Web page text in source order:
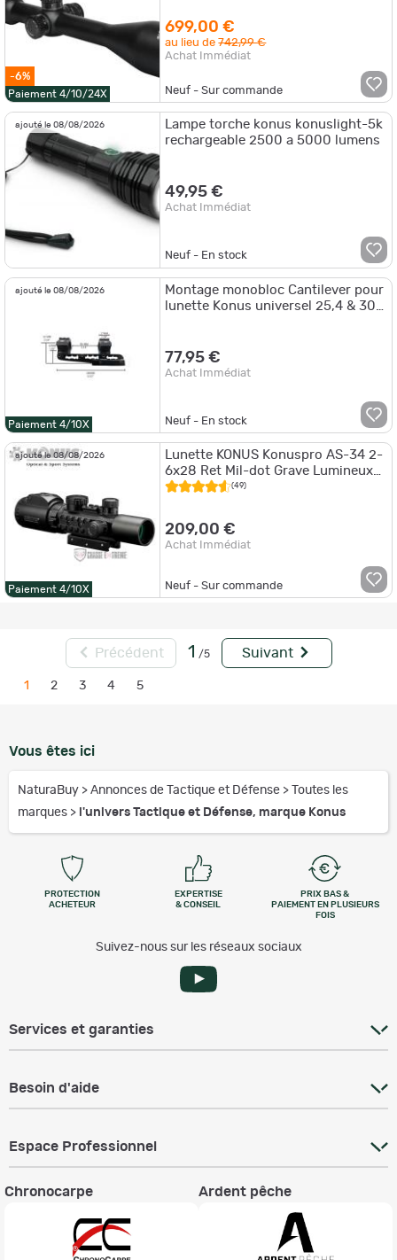
-6%
Paiement 4/10/24X
699,00 €
au lieu de742,99 €
Achat Immédiat
Neuf - Sur commande
ajouté le 08/08/2026
Lampe torche konus konuslight-5k
rechargeable 2500 a 5000 lumens
49,95 €
Achat Immédiat
Neuf - En stock
ajouté le 08/08/2026
Paiement 4/10X
Montage monobloc Cantilever pour
lunette Konus universel 25,4 & 30
77,95 €
Achat Immédiat
Neuf - En stock
ajouté le 08/08/2026
Paiement 4/10X
Lunette KONUS Konuspro AS-34 2-
6x28 Ret Mil-dot Grave Lumineux
Rouge-Vert(49)
209,00 €
Achat Immédiat
Neuf - Sur commande
Précédent 1 /5 Suivant
1 2 3 4 5
Vous êtes ici
NaturaBuy > Annonces de Tactique et Défense >
Toutes les
marques > l'univers Tactique et Défense, marque Konus
PROTECTION
ACHETEUR
EXPERTISE
& CONSEIL
PRIX BAS &
PAIEMENT EN PLUSIEURS
FOIS
Suivez-nous sur les réseaux sociaux
Services et garanties
Besoin d'aide
Espace Professionnel
Chronocarpe Ardent pêche